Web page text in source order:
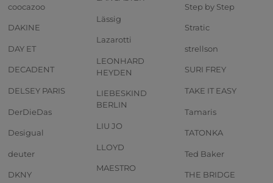
coocazoo
DAKINE
DAY ET
DECADENT
DELSEY PARIS
DerDieDas
Desigual
deuter
DKNY
Lässig
Lazarotti
LEONHARD
HEYDEN
LIEBESKIND
BERLIN
LIU JO
LLOYD
MAESTRO
Step by Step
Stratic
strellson
SURI FREY
TAKE IT EASY
Tamaris
TATONKA
Ted Baker
THE BRIDGE